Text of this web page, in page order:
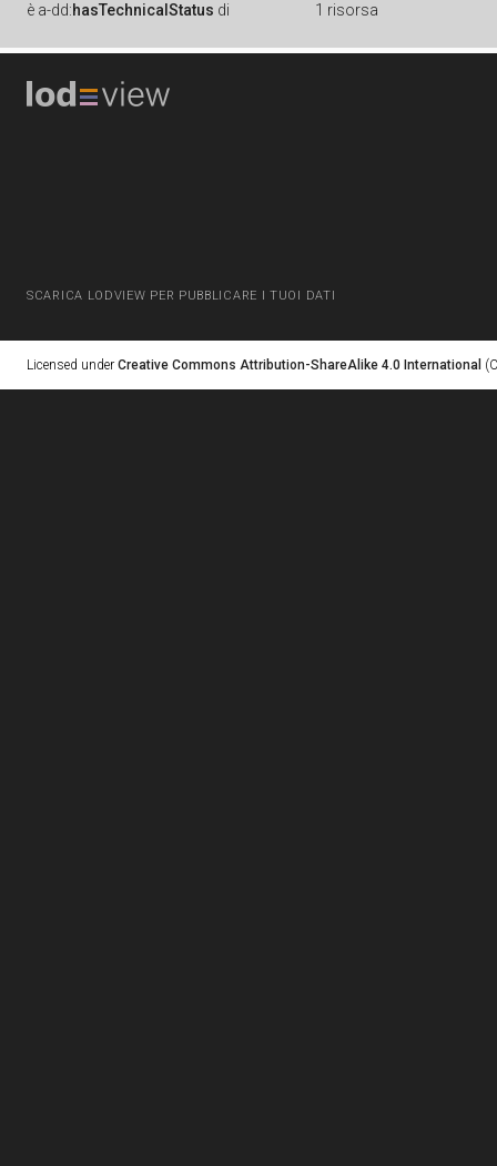
è a-dd:hasTechnicalStatus di 1 risorsa
SCARICA LODVIEW PER PUBBLICARE I TUOI DATI
Licensed under Creative Commons Attribution-ShareAlike 4.0 International